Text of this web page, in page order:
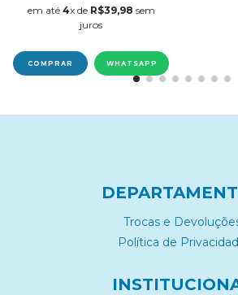
em até 4x de R$39,98 sem
juros
COMPRAR WHATSAPP
Trocas e
Política de